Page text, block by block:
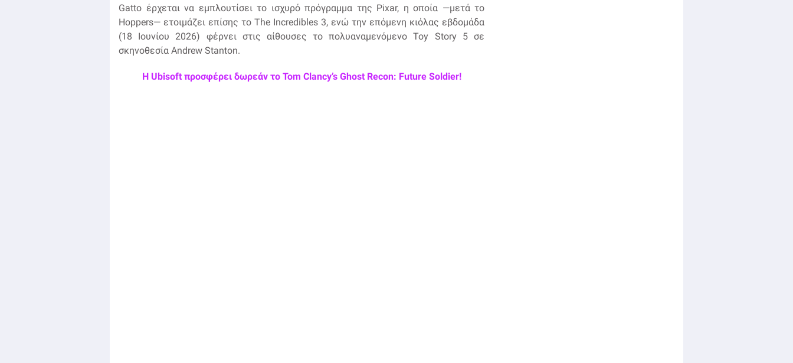
Gatto έρχεται να εμπλουτίσει το ισχυρό πρόγραμμα της Pixar, η οποία —μετά το
Hoppers— ετοιμάζει επίσης το The Incredibles 3, ενώ την επόμενη κιόλας εβδομάδα
(18 Ιουνίου 2026) φέρνει στις αίθουσες το πολυαναμενόμενο Toy Story 5 σε
σκηνοθεσία Andrew Stanton.
Η Ubisoft προσφέρει δωρεάν το Tom Clancy’s Ghost Recon: Future Soldier!